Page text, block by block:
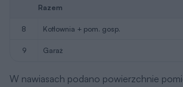
Razem
8 kotłownia + pom. gosp.
9 garaż
W nawiasach podano powierzchnie